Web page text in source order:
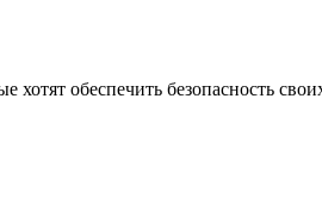
обеспечить безопасность